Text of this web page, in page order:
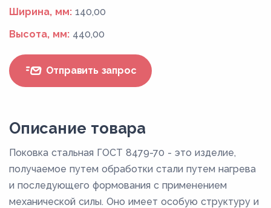
Ширина, мм: 140,00
Высота, мм: 440,00
Отправить запрос
Описание товара
Поковка стальная ГОСТ 8479-70 - это изделие,
получаемое путем обработки стали путем нагрева
и последующего формования с применением
механической силы. Оно имеет особую структуру и